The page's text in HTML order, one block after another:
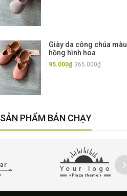
Giày da công chúa màu
hồng hình hoa
95.000₫ 365.000₫
SẢN PHẨM BÁN CHẠY